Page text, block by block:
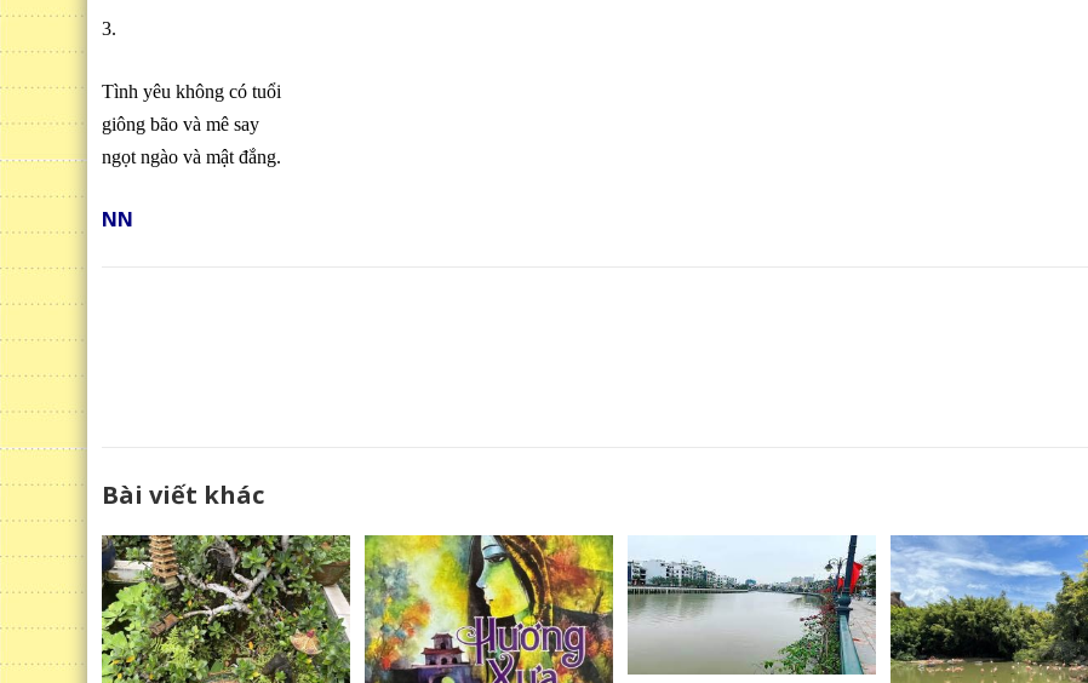
3.
Tình yêu không có tuổi
giông bão và mê say
ngọt ngào và mật đắng.
NN
Bài viết khác